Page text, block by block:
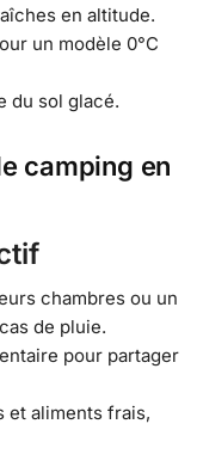
en altitude.
un modèle 0°C
du sol glacé.
camping en
chambres ou un
de pluie.
pour partager
et aliments frais,